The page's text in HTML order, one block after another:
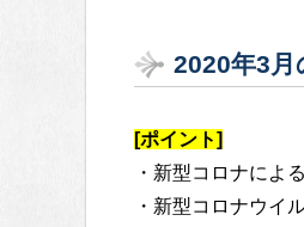
2020年3月
[ポイント]
・新型コロナによ
・新型コロナウイ